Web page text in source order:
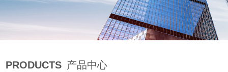
PRODUCTS 产品中心